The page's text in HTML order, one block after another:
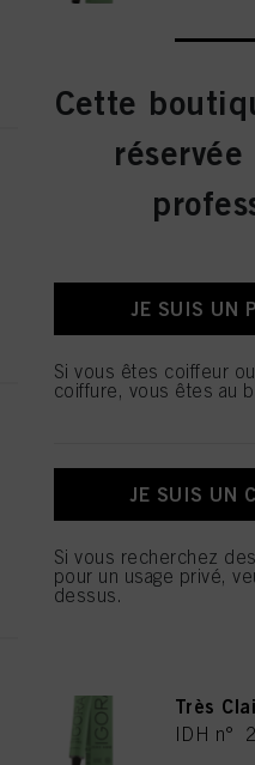
Foncé
Très
IDH n°
Cette
JE SUIS UN
Si vous êtes coiffeur
coiffure, vous êtes au
JE SUIS UN
Si vous recherchez
pour un usage privé,
dessus.